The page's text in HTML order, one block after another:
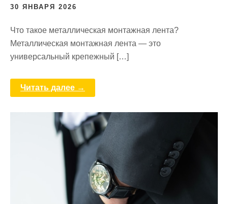
30 ЯНВАРЯ 2026
Что такое металлическая монтажная лента?
Металлическая монтажная лента — это
универсальный крепежный […]
Читать далее →